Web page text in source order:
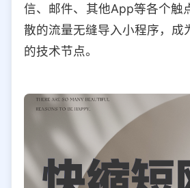
信、邮件、其他App等各个触
散的流量无缝导入小程序，成
的技术节点。